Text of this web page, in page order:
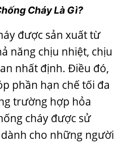
Cháy Là Gì?
được sản xuất từ
năng chịu nhiệt, chịu
nhất định. Điều đó,
phần hạn chế tối đa
trường hợp hỏa
cháy được sử
cho những người